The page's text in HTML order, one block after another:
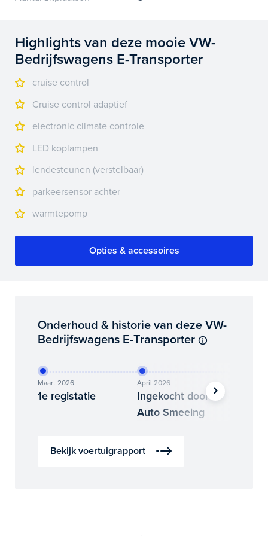
Highlights van deze mooie VW-
Bedrijfswagens E-Transporter
cruise control
Cruise control adaptief
electronic climate controle
LED koplampen
lendesteunen (verstelbaar)
parkeersensor achter
warmtepomp
Opties & accessoires
Onderhoud & historie van deze VW-
Bedrijfswagens E-Transporter
Maart 2026
1e registatie
April 2026
Ingekocht door
Auto Smeeing
Bekijk voertuigrapport